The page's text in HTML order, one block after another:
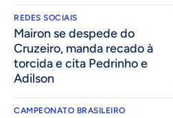
REDES SOCIAIS
Mairon se despede do
Cruzeiro, manda recado à
torcida e cita Pedrinho e
Adilson
CAMPEONATO BRASILEIRO